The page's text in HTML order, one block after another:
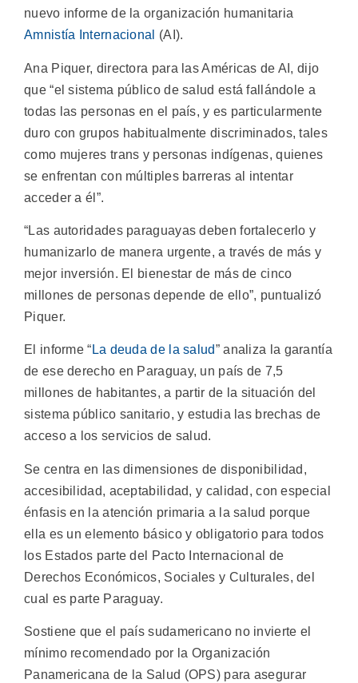
nuevo informe de la organización humanitaria
Amnistía Internacional
(AI).
Ana Piquer, directora para las Américas de AI, dijo
que “el sistema público de salud está fallándole a
todas las personas en el país, y es particularmente
duro con grupos habitualmente discriminados, tales
como mujeres trans y personas indígenas, quienes
se enfrentan con múltiples barreras al intentar
acceder a él”.
“Las autoridades paraguayas deben fortalecerlo y
humanizarlo de manera urgente, a través de más y
mejor inversión. El bienestar de más de cinco
millones de personas depende de ello”, puntualizó
Piquer.
El informe “La deuda de la salud” analiza la garantía
de ese derecho en Paraguay, un país de 7,5
millones de habitantes, a partir de la situación del
sistema público sanitario, y estudia las brechas de
acceso a los servicios de salud.
Se centra en las dimensiones de disponibilidad,
accesibilidad, aceptabilidad, y calidad, con especial
énfasis en la atención primaria a la salud porque
ella es un elemento básico y obligatorio para todos
los Estados parte del Pacto Internacional de
Derechos Económicos, Sociales y Culturales, del
cual es parte Paraguay.
Sostiene que el país sudamericano no invierte el
mínimo recomendado por la Organización
Panamericana de la Salud (OPS) para asegurar